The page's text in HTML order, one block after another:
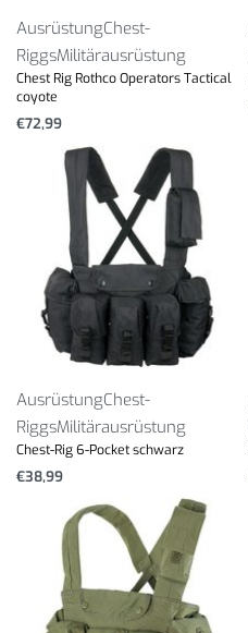
AusrüstungChest-
RiggsMilitärausrüstung
Chest Rig Rothco Operators Tactical
coyote
€72,99
AusrüstungChest-
RiggsMilitärausrüstung
Chest-Rig 6-Pocket schwarz
€38,99